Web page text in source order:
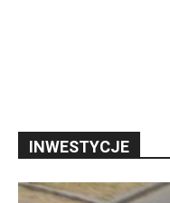
INWESTYCJE